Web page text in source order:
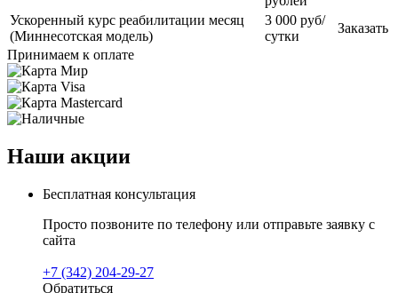
Ускоренный курс реабилитации месяц
(Миннесотская модель)
3 000 руб/
сутки
Заказать
Принимаем к оплате
Наши акции
Бесплатная консультация
Просто позвоните по телефону или отправьте заявку с
сайта
+7 (342) 204-29-27
Обратиться